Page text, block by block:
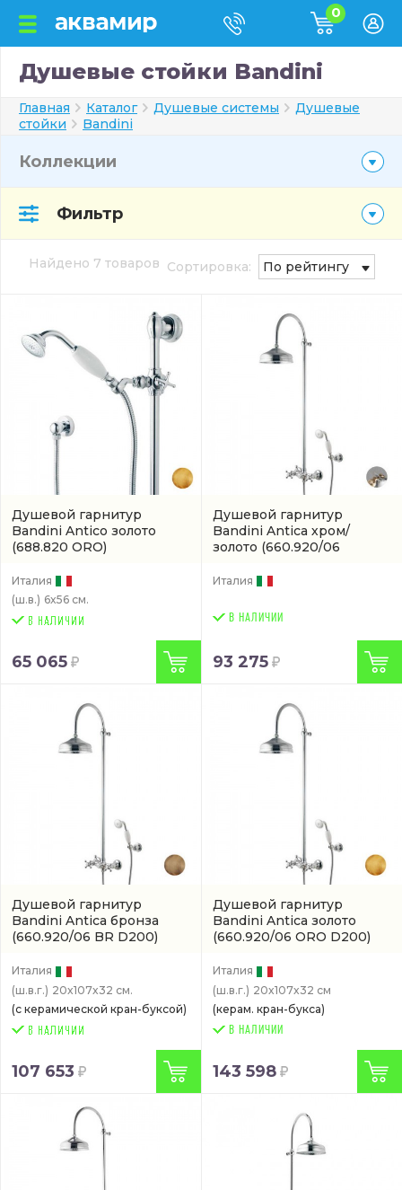
0
Душевые стойки Bandini
Главная Каталог Душевые системы
Душевые
стойки
Bandini
Коллекции
Фильтр
Найдено 7 товаров Сортировка: По рейтингу
Душевой гарнитур
Bandini Antico золото
(688.820 ORO)
Италия
(ш.в.) 6x56 см.
65 065
Душевой гарнитур
Bandini Antica хром/
золото (660.920/06
Италия
В НАЛИЧИИ
93 275
Душевой гарнитур
Bandini Antica бронза
(660.920/06 BR D200)
Италия
(ш.в.г.) 20x107x32 см.
(с керамической кран-буксой)
107 653
Душевой гарнитур
Bandini Antica золото
(660.920/06 ORO D200)
Италия
(ш.в.г.) 20x107x32 см
(керам. кран-букса)
В НАЛИЧИИ
143 598